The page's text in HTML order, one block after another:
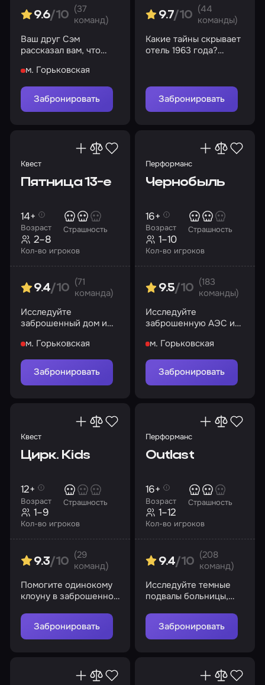
9.6/10
(37
команд)
Ваш друг Сэм
рассказал вам, что
настоящее чудовище
м. Горьковская
Забронировать
9.7/10
(44
команды)
Какие тайны скрывает
отель 1963 года?
очередными
жертвами?
Забронировать
Квест
Пятница 13-е
Возраст
14+
Страшность
Кол-во игроков
2–8
9.4/10
(71
команда)
Исследуйте
заброшенный дом и
спасению
м. Горьковская
Забронировать
Перформанс
Чернобыль
Возраст
16+
Страшность
Кол-во игроков
1–10
9.5/10
(183
команды)
Исследуйте
заброшенную АЭС и
м. Горьковская
Забронировать
Квест
Цирк. Kids
Возраст
12+
Страшность
Кол-во игроков
1–9
9.3/10
(29
команд)
Помогите одинокому
клоуну в заброшенном
Забронировать
Перформанс
Outlast
Возраст
16+
Страшность
Кол-во игроков
1–12
9.4/10
(208
команд)
Исследуйте темные
подвалы больницы,
Забронировать